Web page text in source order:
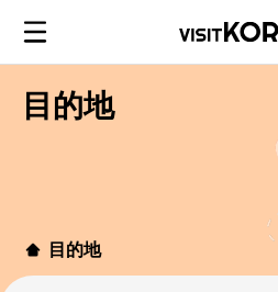
目的地
目的地